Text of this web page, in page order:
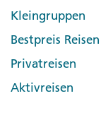
Kleingruppen
Bestpreis Reisen
Privatreisen
Aktivreisen